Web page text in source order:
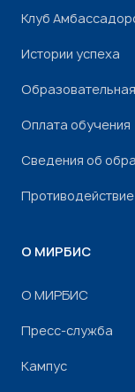
Клуб
Истории успеха
Оплата обучения
Сведения об
О МИРБИС
О МИРБИС
Пресс-служба
Кампус